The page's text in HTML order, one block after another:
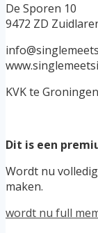
De Sporen 10
9472 ZD
KVK te
Dit is een
Wordt nu
maken.
wordt nu full